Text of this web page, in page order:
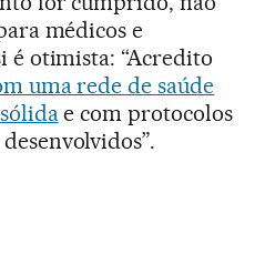
médicos e
é otimista: “Acredito
uma rede de saúde
e com protocolos